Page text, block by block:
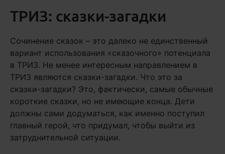
ТРИЗ: сказки-загадки
Сочинение сказок – это далеко не единственный
вариант использования «сказочного» потенциала
в ТРИЗ. Не менее интересным направлением в
ТРИЗ являются сказки-загадки. Что это за
сказки-загадки? Это, фактически, самые обычные
короткие сказки, но не имеющие конца. Дети
должны сами додуматься, как именно поступил
главный герой, что придумал, чтобы выйти из
затруднительной ситуации.